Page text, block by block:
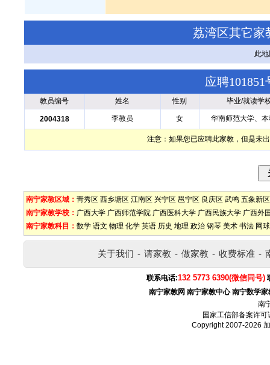
荔湾区其它家
此
应聘
教员编号 姓名 性别 毕业/就读学
2004318 李教员 女 华南师范大学、
注意：如果您已应聘此家教，但是未
南宁家教区域： 靑秀区 西乡塘区 江南区 兴宁区 邕宁区 良庆区 武鸣 五象新区
南宁家教学校： 广西大学 广西师范学院 广西医科大学 广西民族大学 广西外
南宁家教科目： 数学 语文 物理 化学 英语 历史 地理 政治 钢琴 美术 书法 网球
关于我们 - 请家教 - 做家教 - 收费标准 -
联系电话:132 5773 6390(微信同号)
南宁家教网 南宁家教中心 南宁数学家
南
国家工信部备案许可
Copyright 2007-2026